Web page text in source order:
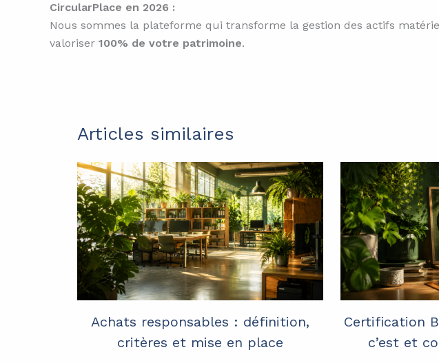
CircularPlace en 2026 :
Nous sommes la plateforme qui transforme la gestion des actifs
valoriser 100% de votre patrimoine.
Articles similaires
Achats responsables : définition,
critères et mise en place
Certification
c’est et